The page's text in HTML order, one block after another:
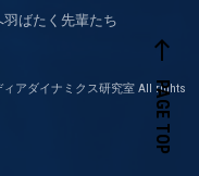
west
PAGE TOP
羽ばたく先輩たち
アダイナミクス研究室 All rights